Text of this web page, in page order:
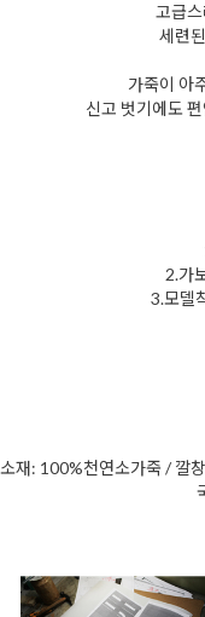
고급
세련
가죽이 아
신고 벗기에도
2.가
3.모델
소재: 100%천연소가죽 / 깔